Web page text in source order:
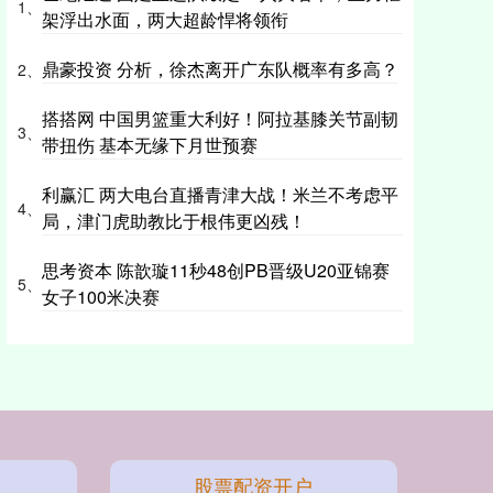
1、 架浮出水面，两大超龄悍将领衔
2、 鼎豪投资 分析，徐杰离开广东队概率有多高？
3、
搭搭网 中国男篮重大利好！阿拉基膝关节副韧
带扭伤 基本无缘下月世预赛
4、
利赢汇 两大电台直播青津大战！米兰不考虑平
局，津门虎助教比于根伟更凶残！
5、
思考资本 陈歆璇11秒48创PB晋级U20亚锦赛
女子100米决赛
股票配资开户